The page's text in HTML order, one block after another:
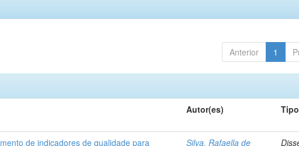
Anterior 1
Autor(es) Tipo
de indicadores de qualidade para Silva, Rafaella de